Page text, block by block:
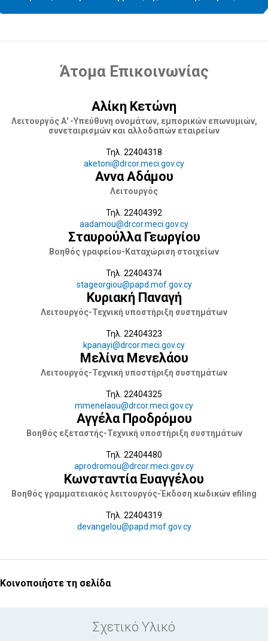
Άτομα Επικοινωνίας
Αλίκη Κετώνη
Λειτουργός Α' -Υπεύθυνη ονομάτων, εμπορικών επωνυμιών,
συνεταιρισμών και αλλοδαπών εταιρείων
Τηλ. 22404318
aketoni@drcor.meci.gov.cy
Αννα Αδάμου
Λειτουργός
Τηλ. 22404392
aadamou@drcor.meci.gov.cy
Σταυρούλλα Γεωργίου
Βοηθός γραφείου-Καταχώριση στοιχείων
Τηλ. 22404374
stageorgiou@papd.mof.gov.cy
Κυριακή Παναγή
Λειτουργός-Τεχνική υποστήριξη συστημάτων
Τηλ. 22404323
kpanayi@drcor.meci.gov.cy
Μελίνα Μενελάου
Λειτουργός-Τεχνική υποστήριξη συστημάτων
Τηλ. 22404325
mmenelaou@drcor.meci.gov.cy
Αγγέλα Προδρόμου
Βοηθός εξεταστής-Τεχνική υποστήριξη συστημάτων
Τηλ. 22404480
aprodromou@drcor.meci.gov.cy
Κωνσταντία Ευαγγέλου
Βοηθός γραμματειακός λειτουργός-Έκδοση κωδικών efiling
Τηλ. 22404319
devangelou@papd.mof.gov.cy
Κοινοποιήστε τη σελίδα
Σχετικό Υλικό